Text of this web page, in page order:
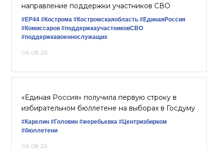
направление поддержки участников СВО
#ЕР44 #Кострома #Костромскаяобласть #‎ЕдинаяРоссия
#Комиссаров #поддержкаучастниковСВО
#поддержкавоеннослужащих
06.08.26
«Единая Россия» получила первую строку в
избирательном бюллетене на выборах в Госдуму
#Карелин #Головин #жеребьевка #Центризбирком
#бюллетени
06.08.26